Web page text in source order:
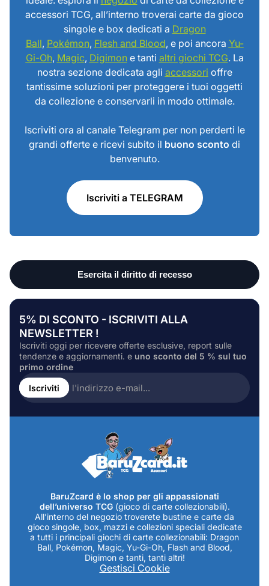
accessori TCG, all’interno troverai carte da gioco
singole e box dedicati a Dragon
Ball, Pokémon, Flesh and Blood, e poi ancora Yu-
Gi-Oh, Magic, Digimone tanti altri giochi TCG. La
nostra sezione dedicata agli accessori offre
tantissime soluzioni per proteggere i tuoi oggetti
da collezione e conservarli in modo ottimale.
Iscriviti ora al canale Telegram per non perderti le
grandi offerte e ricevi subito il buono sconto di
benvenuto.
Iscriviti a TELEGRAM
5% DI SCONTO - ISCRIVITI ALLA
NEWSLETTER !
Iscriviti oggi per ricevere offerte esclusive, report sulle
tendenze e aggiornamenti. e uno sconto del 5 % sul tuo
primo ordine
Inserire
l'indirizzo
e-
Iscriviti
BaruZcard è lo shop per gli appassionati
dell’universo TCG (gioco di carte collezionabili).
All’interno del negozio troverete bustine e carte da
gioco singole, box, mazzi e collezioni speciali dedicate
a tutti i principali giochi di carte collezionabili: Dragon
Ball, Pokémon, Magic, Yu-Gi-Oh, Flash and Blood,
Digimon e tanti, tanti altri!
Gestisci Cookie